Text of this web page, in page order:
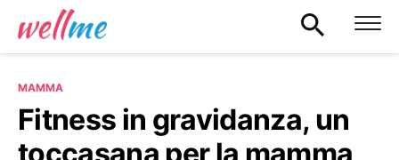
MAMMA
Fitness in gravidanza, un